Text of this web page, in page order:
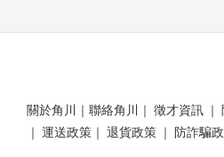
關於角川 ｜ 聯絡角川 ｜ 徵才資訊 ｜
｜ 運送政策 ｜ 退貨政策 ｜ 防詐騙